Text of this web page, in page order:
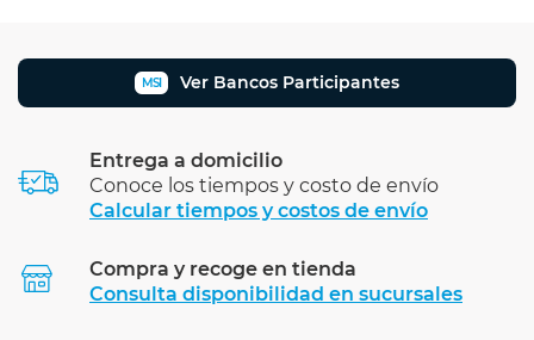
MSI Ver Bancos Participantes
Entrega a domicilio
Conoce los tiempos y costo de envío
Calcular tiempos y costos de envío
Compra y recoge en tienda
Consulta disponibilidad en sucursales